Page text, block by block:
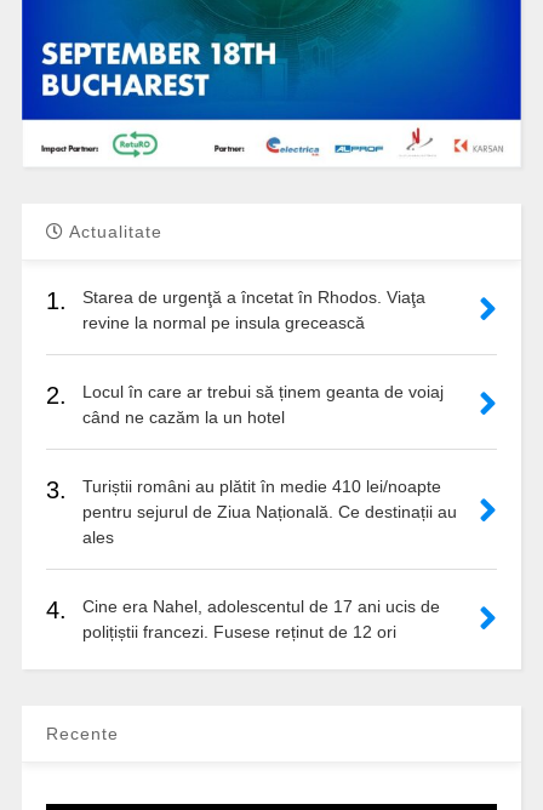
Actualitate
1.
Starea de urgenţă a încetat în Rhodos. Viaţa
revine la normal pe insula grecească
2.
Locul în care ar trebui să ținem geanta de voiaj
când ne cazăm la un hotel
3.
Turiștii români au plătit în medie 410 lei/noapte
pentru sejurul de Ziua Națională. Ce destinații au
ales
4.
Cine era Nahel, adolescentul de 17 ani ucis de
polițiștii francezi. Fusese reținut de 12 ori
Recente